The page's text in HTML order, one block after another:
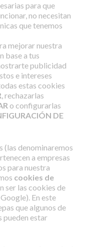
para que
no necesitan
que tenemos
mejorar nuestra
base a tus
publicidad
e intereses
estas cookies
, rechazarlas
o configurarlas
DE
(las denominaremos
a empresas
para nuestra
cookies de
ser las cookies de
En este
que algunos de
pueden estar